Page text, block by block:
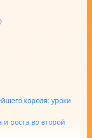
короля: уроки
и роста во второй